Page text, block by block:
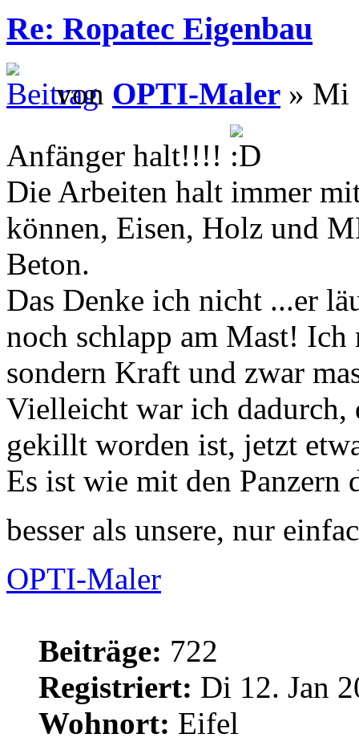
Re: Ropatec Eigenbau
von OPTI-Maler » Mi
Anfänger halt!!!!
Die Arbeiten halt immer
können, Eisen, Holz und
Beton.
Das Denke ich nicht ...er
noch schlapp am Mast!
sondern Kraft und zwar
Vielleicht war ich dadurch,
gekillt worden ist, jetzt
Es ist wie mit den Panzern
besser als unsere, nur
OPTI-Maler
Beiträge: 722
Registriert: Di 12. Jan
Wohnort: Eifel